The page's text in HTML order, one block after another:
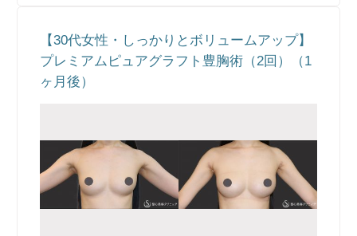
【30代女性・しっかりとボリュームアップ】
プレミアムピュアグラフト豊胸術（2回）（1
ヶ月後）